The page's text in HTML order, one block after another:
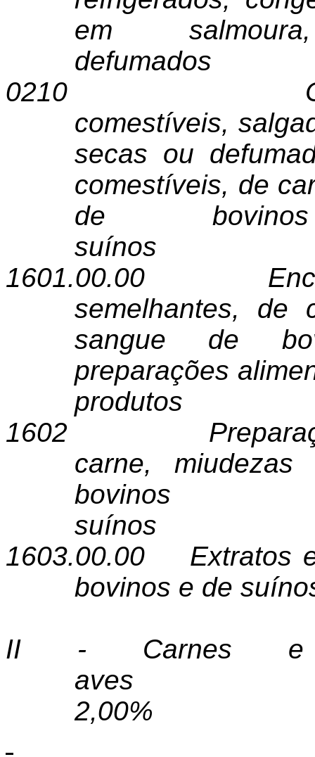
em
defumados
0210
comestíveis,
secas ou
comestíveis, de
de
suínos
1601.00.00
semelhantes, de
sangue de
preparações
produtos
1602
carne,
suínos
1603.00.00
Extratos
bovinos e de
II - Carnes e
aves
2,00%